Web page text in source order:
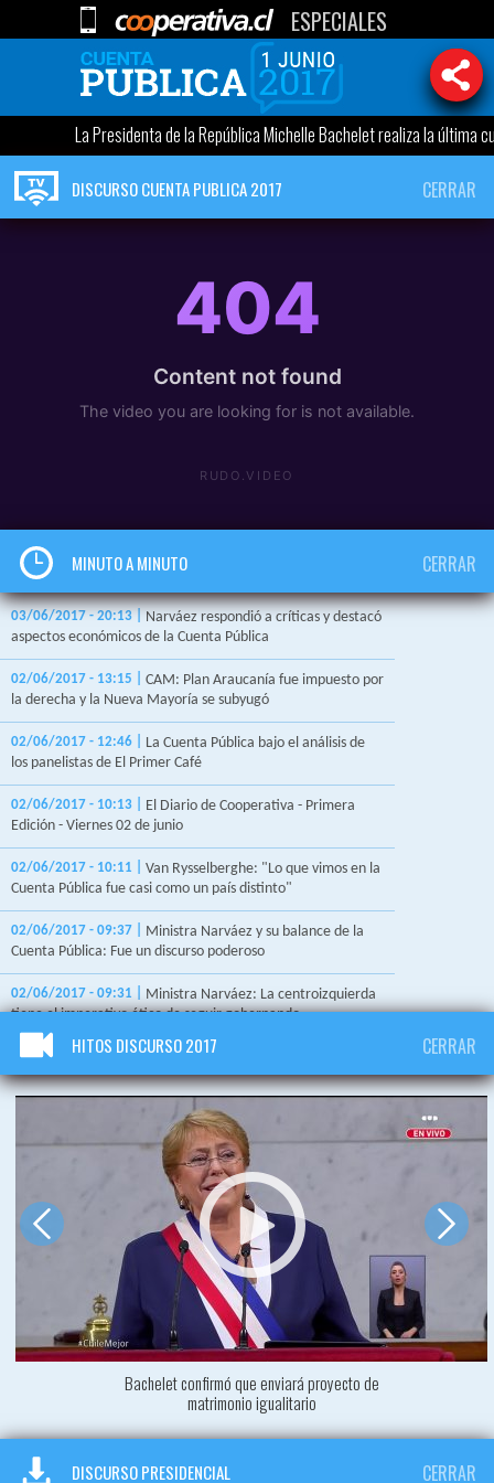
ESPECIALES
La Presidenta de la República Michelle Bachelet realiza la última
CERRAR
DISCURSO CUENTA PUBLICA 2017
CERRAR
MINUTO A MINUTO
03/06/2017 - 20:13 |
Narváez respondió a críticas y destacó
aspectos económicos de la Cuenta Pública
02/06/2017 - 13:15 |
CAM: Plan Araucanía fue impuesto por
la derecha y la Nueva Mayoría se subyugó
02/06/2017 - 12:46 |
La Cuenta Pública bajo el análisis de
los panelistas de El Primer Café
02/06/2017 - 10:13 |
El Diario de Cooperativa - Primera
Edición - Viernes 02 de junio
02/06/2017 - 10:11 |
Van Rysselberghe: "Lo que vimos en la
Cuenta Pública fue casi como un país distinto"
02/06/2017 - 09:37 |
Ministra Narváez y su balance de la
Cuenta Pública: Fue un discurso poderoso
02/06/2017 - 09:31 |
Ministra Narváez: La centroizquierda
tiene el imperativo ético de seguir gobernando
02/06/2017 - 09:21 | Genaro Arriagada: Llamado a la
unidad de la Presidenta Bachelet es "tardío"
Marco Enríquez-Ominami: "Michelle
Bachelet hizo un tremendo aporte al país"
Analista por Cuenta Pública: "En
educación fue sumamente cautelosa"
CERRAR
HITOS DISCURSO 2017
Bachelet confirmó que enviará proyecto de
matrimonio igualitario
CERRAR
DISCURSO PRESIDENCIAL